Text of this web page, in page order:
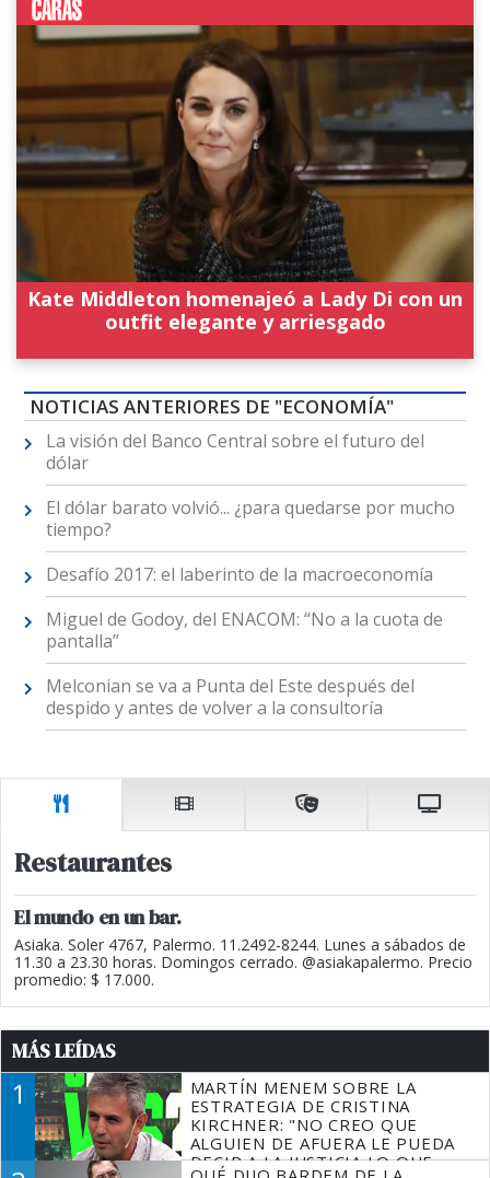
Kate Middleton homenajeó a Lady Di con un
outfit elegante y arriesgado
NOTICIAS ANTERIORES DE "ECONOMÍA"
La visión del Banco Central sobre el futuro del
dólar
El dólar barato volvió... ¿para quedarse por mucho
tiempo?
Desafío 2017: el laberinto de la macroeconomía
Miguel de Godoy, del ENACOM: “No a la cuota de
pantalla”
Melconian se va a Punta del Este después del
despido y antes de volver a la consultoría
Restaurantes
El mundo en un bar.
Asiaka. Soler 4767, Palermo. 11.2492-8244. Lunes a sábados de
11.30 a 23.30 horas. Domingos cerrado. @asiakapalermo. Precio
promedio: $ 17.000.
MÁS LEÍDAS
1
MARTÍN MENEM SOBRE LA
ESTRATEGIA DE CRISTINA
KIRCHNER: "NO CREO QUE
ALGUIEN DE AFUERA LE PUEDA
DECIR A LA JUSTICIA LO QUE